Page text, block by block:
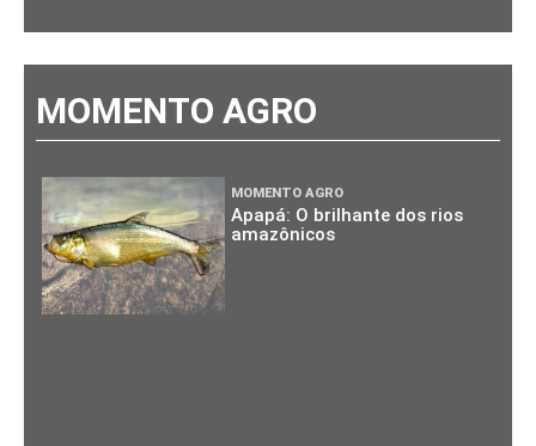
MOMENTO AGRO
MOMENTO AGRO
Apapá: O brilhante dos rios
amazônicos